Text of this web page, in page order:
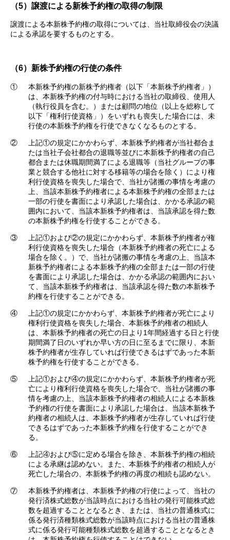
（5）譲渡による新株予約権の取得の制限
譲渡による本新株予約権の取得については、当社取締役会の決議
による承認を要するものとする。
（6）新株予約権の行使の条件
①
本新株予約権の新株予約権者（以下「本新株予約権者」）
は、本新株予約権の付与時における当社の取締役、使用人
（執行役員を含む。）または顧問の地位（以上を総称して
以下「権利行使資格」）をいずれも喪失した場合には、未
行使の本新株予約権を行使できなくなるものとする。
②
上記①の規定にかかわらず、本新株予約権者が当社都合ま
たは当社子会社都合の退職等並びに本新株予約権者の自己
都合または休職期間満了による退職等（当社グループの事
業と競合する他社に対する移籍等の場合を除く）により権
利行使資格を喪失した場合で、当社が諸搬の事情を考慮の
上、当該本新株予約権者による本新株予約権の全部または
一部の行使を書面により承認した場合は、かかる承認の範
囲内において、当該本新株予約権者は、当該承認を得た数
の本新株予約権を行使することができる。
③
上記①および②の規定にかかわらず、本新株予約権者が権
利行使資格を喪失した場合（本新株予約権者の死亡による
場合を除く。）で、当社が諸搬の事情を考慮の上、当該本
新株予約権者による本新株予約権の全部または一部の行使
を書面により承認した場合は、かかる承認の範囲内におい
て、当該本新株予約権者は、当該承認を得た数の本新株予
約権を行使することができる。
④
上記①の規定にかかわらず、本新株予約権者が死亡により
権利行使資格を喪失した場合、本新株予約権者の相続人
は、本新株予約権者の死亡の日より1年間経過する日と行使
期間満了日のいずれか早い方の日に至るまでに限り、本新
株予約権者が生存していれば行使できるはずであった本新
株予約権を行使することができる。
⑤
上記①および④の規定にかかわらず、本新株予約権者が死
亡により権利行使資格を喪失した場合で、当社が諸搬の事
情を考慮の上、当該本新株予約権者の相続人による本新株
予約権の行使を書面により承認した場合は、当該本新株予
約権者の相続人は、本新株予約権者が生存していれば行使
できるはずであった本新株予約権を行使することができ
る。
⑥
上記④および⑤に定める場合を除き、本新株予約権の相続
による承継は認めない。また、本新株予約権者の相続人が
死亡した場合の、本新株予約権の再度の相続も認めない。
⑦
本新株予約権者は、本新株予約権の行使によって、当社の
発行済株式総数が当該時点における当社の発行可能株式総
数を超過することとなるとき、または、当社の普通株式に
係る発行済種類株式総数が当該時点における当社の普通株
式に係る発行可能種類株式総数を超過することとなるとき